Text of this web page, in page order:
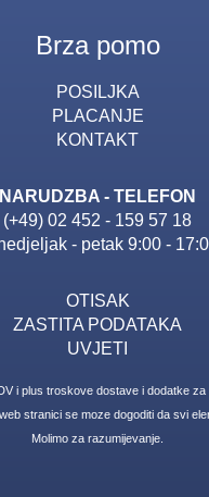
Brza pomo
POSILJKA
PLACANJE
KONTAKT
NARUDZBA - TELEFON
(+49) 02 452 - 159 57 18
- petak 9:00 -
OTISAK
ZASTITA PODATAKA
UVJETI
i plus troskove dostave i dodatke za
stranici se moze dogoditi da svi
Molimo za razumijevanje.